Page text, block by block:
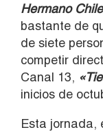
Hermano
bastante de
de siete
competir
Canal 13,
inicios de
Esta jornada,